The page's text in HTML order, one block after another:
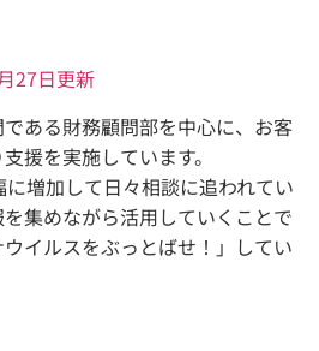
27日更新
ある財務顧問部を中心に、お客
援を実施しています。
増加して日々相談に追われてい
集めながら活用していくことで
イルスをぶっとばせ！」してい